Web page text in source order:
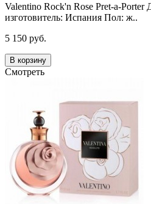
Valentino Rock'n Rose Pret-a-Porter
изготовитель: Испания Пол: ж..
5 150 руб.
В корзину
Смотреть